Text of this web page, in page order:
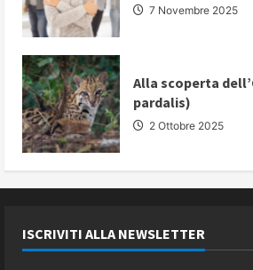
7 Novembre 2025
Alla scoperta
pardalis)
2 Ottobre 2025
ISCRIVITI ALLA NEWSLETTER